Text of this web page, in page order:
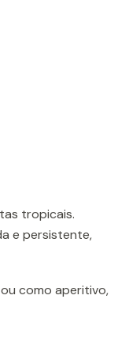
tropicais.
e persistente,
como aperitivo,